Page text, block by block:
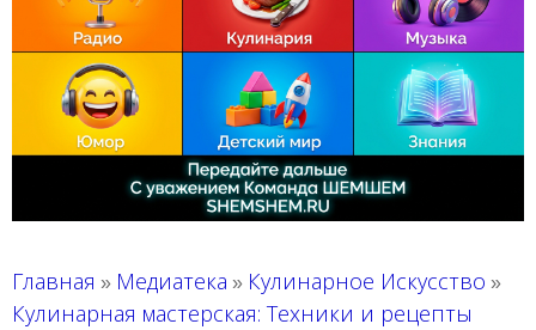
Главная » Медиатека » Кулинарное Искусство »
Кулинарная мастерская: Техники и рецепты